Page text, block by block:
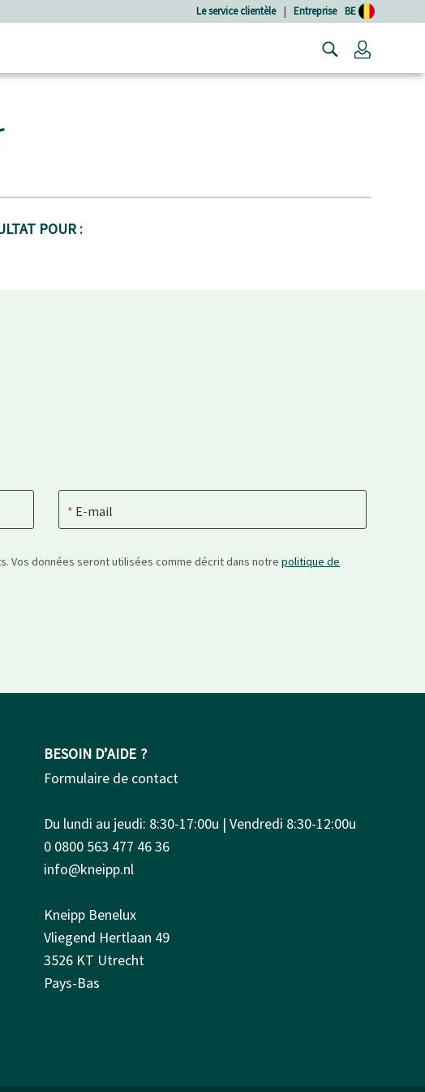
Le service clientèle | Entreprise BE
POUR :
E-mail
Vos données seront utilisées comme décrit dans notre politique de
BESOIN D’AIDE ?
Formulaire de contact
Du lundi au jeudi: 8:30-17:00u | Vendredi 8:30-12:00u
0 0800 563 477 46 36
info@kneipp.nl
Kneipp Benelux
Vliegend Hertlaan 49
3526 KT Utrecht
Pays-Bas